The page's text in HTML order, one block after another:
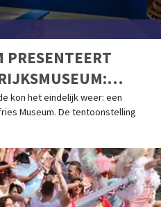
PRESENTEERT
LUCHTEN VAN
kon het eindelijk weer: een
Museum. De tentoonstelling